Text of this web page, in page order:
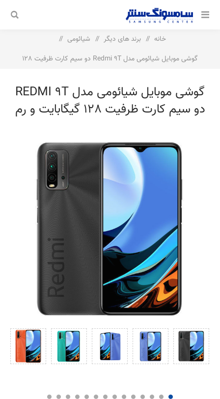
خانه / برند های دیگر / شیائومی
/
گوشی موبایل شیائومی مدل Redmi 9T دو سیم‌ کارت ظرفیت 128
گوشی موبایل شیائومی مدل REDMI 9T
دو سیم‌ کارت ظرفیت 128 گیگابایت و رم